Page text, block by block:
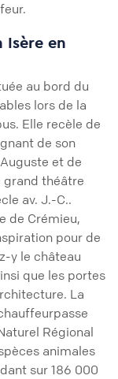
Isère en
au bord du
lors de la
Elle recèle de
de son
et de
grand théâtre
av. J.-C..
de Crémieu,
pour de
y le château
que les portes
La
Régional
animales
sur 186 000